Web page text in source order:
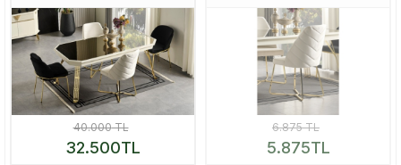
40.000TL
32.500TL
6.875TL
5.875TL